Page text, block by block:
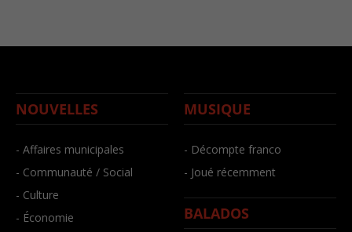
NOUVELLES
- Affaires municipales
- Communauté / Social
- Culture
- Économie
MUSIQUE
- Décompte franco
- Joué récemment
BALADOS